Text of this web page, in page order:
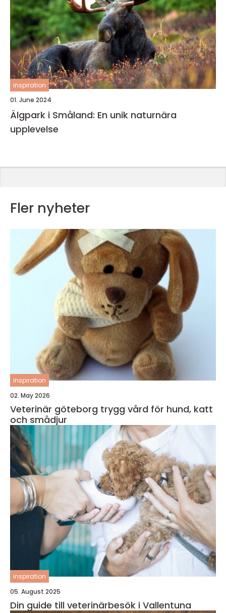
inspiration
01. June 2024
Älgpark i Småland: En unik naturnära
upplevelse
Fler nyheter
inspiration
02. May 2026
Veterinär göteborg trygg vård för hund, katt
och smådjur
inspiration
05. August 2025
Din guide till veterinärbesök i Vallentuna